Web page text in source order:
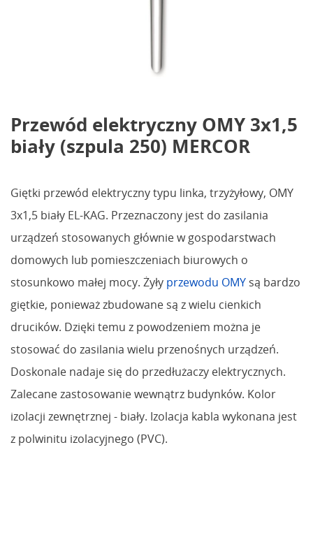
Przewód elektryczny OMY 3x1,5
biały (szpula 250) MERCOR
Giętki przewód elektryczny typu linka, trzyżyłowy, OMY
3x1,5 biały EL-KAG. Przeznaczony jest do zasilania
urządzeń stosowanych głównie w gospodarstwach
domowych lub pomieszczeniach biurowych o
stosunkowo małej mocy. Żyły przewodu OMY są bardzo
giętkie, ponieważ zbudowane są z wielu cienkich
drucików. Dzięki temu z powodzeniem można je
stosować do zasilania wielu przenośnych urządzeń.
Doskonale nadaje się do przedłużaczy elektrycznych.
Zalecane zastosowanie wewnątrz budynków. Kolor
izolacji zewnętrznej - biały. Izolacja kabla wykonana jest
z polwinitu izolacyjnego (PVC).